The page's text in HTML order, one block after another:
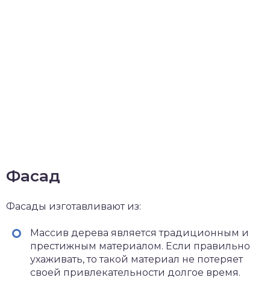
Фасад
Фасады изготавливают из:
Массив дерева является традиционным и
престижным материалом. Если правильно
ухаживать, то такой материал не потеряет
своей привлекательности долгое время.